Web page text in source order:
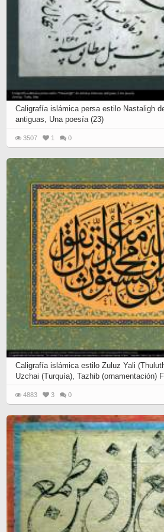
Caligrafía islámica persa estilo Nastaligh
antiguas, Una poesía (23)
3507 1 0
Caligrafía islámica estilo Zuluz Yali
Uzchai (Turquía), Tazhib (ornamentación)
4883 3 0